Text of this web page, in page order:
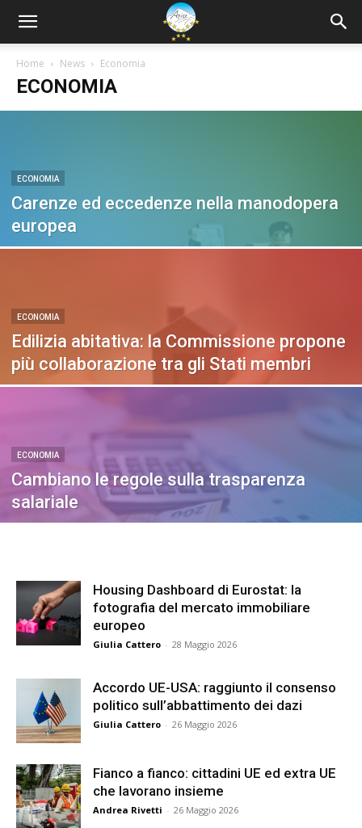
Home News Economia
ECONOMIA
ECONOMIA
Carenze ed eccedenze nella manodopera
europea
ECONOMIA
Edilizia abitativa: la Commissione propone
più collaborazione tra gli Stati membri
ECONOMIA
Cambiano le regole sulla trasparenza
salariale
Housing Dashboard di Eurostat: la
fotografia del mercato immobiliare
europeo
Giulia Cattero - 28 Maggio 2026
Accordo UE-USA: raggiunto il consenso
politico sull’abbattimento dei dazi
Giulia Cattero - 26 Maggio 2026
Fianco a fianco: cittadini UE ed extra UE
che lavorano insieme
Andrea Rivetti - 26 Maggio 2026